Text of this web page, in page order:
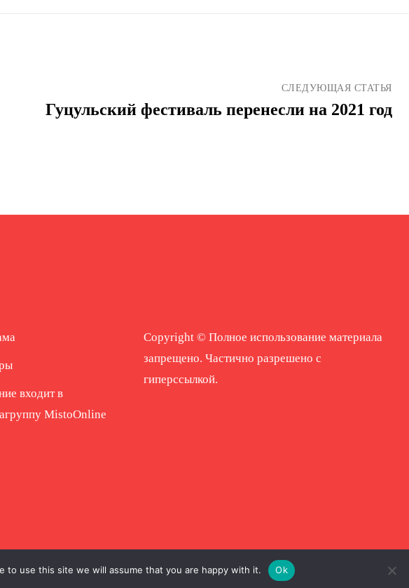
СЛЕДУЮЩАЯ СТАТЬЯ
Гуцульский фестиваль перенесли на 2021 год
входит в
MistoOnline
Copyright © Полное использование материала
запрещено. Частично разрешено с
гиперссылкой.
use this site we will assume that you are happy with it. Ok